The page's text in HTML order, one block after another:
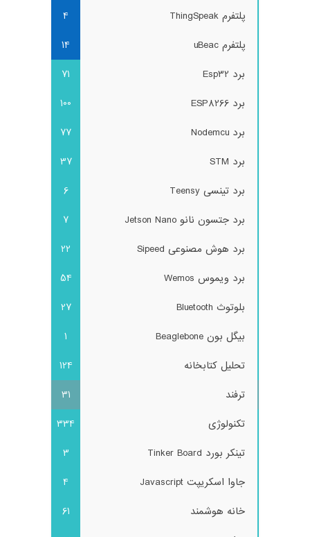
پلتفرم ThingSpeak
4
پلتفرم uBeac
14
برد Esp32
71
برد ESP8266
100
برد Nodemcu
77
برد STM
37
برد تینسی Teensy
6
برد جتسون نانو Jetson Nano
7
برد هوش مصنوعی Sipeed
22
برد ویموس Wemos
54
بلوتوث Bluetooth
27
بیگل بون Beaglebone
1
تحلیل کتابخانه
124
ترفند
31
تکنولوژی
334
تینکر بورد Tinker Board
3
جاوا اسکریپت Javascript
4
خانه هوشمند
61